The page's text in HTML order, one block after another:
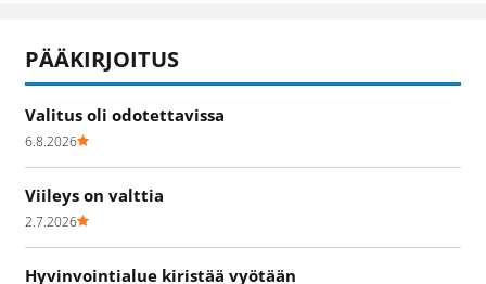
PÄÄKIRJOITUS
Valitus oli odotettavissa
6.8.2026
Viileys on valttia
2.7.2026
Hyvinvointialue kiristää vyötään